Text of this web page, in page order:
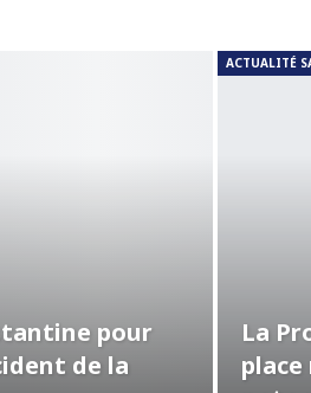
pour
de la
ACTUALITÉ
La